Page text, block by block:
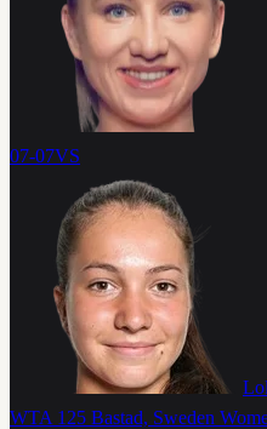
07-07VS
WTA 125 Bastad, Sweden